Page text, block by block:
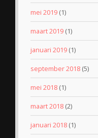
mei 2019 (1)
maart 2019 (1)
januari 2019 (1)
september 2018 (5)
mei 2018 (1)
maart 2018 (2)
januari 2018 (1)